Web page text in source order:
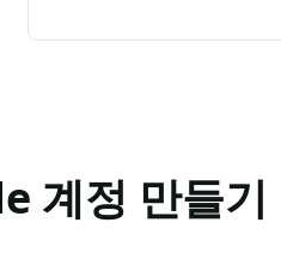
계정 만들기